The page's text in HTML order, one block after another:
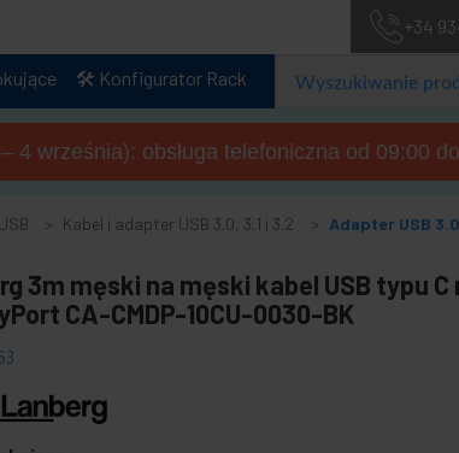
+34
🛠️ Konfigurator Rack
4 września): obsługa telefoniczna od 09:00
Kabel i adapter USB 3.0, 3.1 i 3.2
Adapter USB
3m męski na męski kabel USB typu C
CA-CMDP-10CU-0030-BK